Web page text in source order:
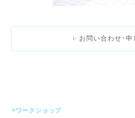
お問い合わせ･申
>ワークショップ